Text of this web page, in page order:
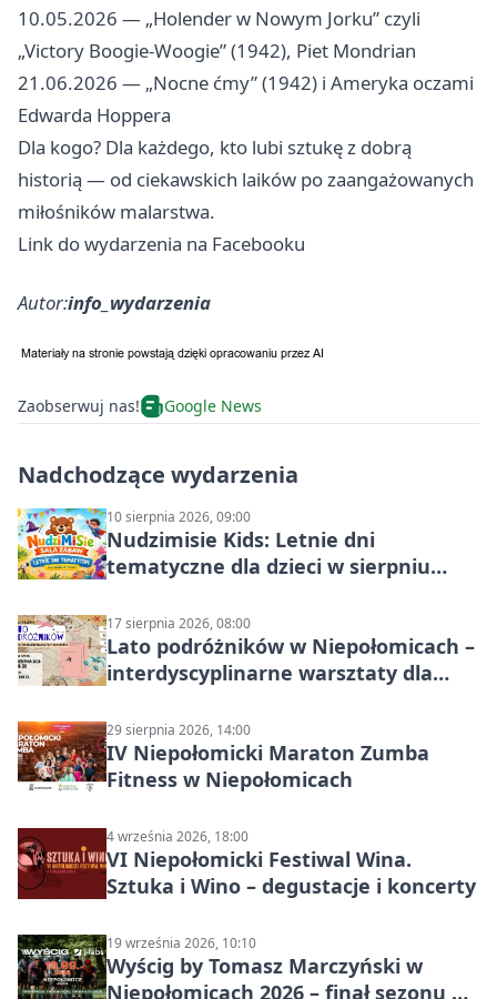
10.05.2026 — „Holender w Nowym Jorku” czyli
„Victory Boogie‑Woogie” (1942), Piet Mondrian
21.06.2026 — „Nocne ćmy” (1942) i Ameryka oczami
Edwarda Hoppera
Dla kogo? Dla każdego, kto lubi sztukę z dobrą
historią — od ciekawskich laików po zaangażowanych
miłośników malarstwa.
Link do wydarzenia na Facebooku
Autor:info_wydarzenia
Zaobserwuj nas! Google News
Nadchodzące wydarzenia
10 sierpnia 2026, 09:00
Nudzimisie Kids: Letnie dni
tematyczne dla dzieci w sierpniu
17 sierpnia 2026, 08:00
Lato podróżników w Niepołomicach –
interdyscyplinarne warsztaty dla
29 sierpnia 2026, 14:00
IV Niepołomicki Maraton Zumba
Fitness w Niepołomicach
4 września 2026, 18:00
VI Niepołomicki Festiwal Wina.
Sztuka i Wino – degustacje i koncerty
19 września 2026, 10:10
Wyścig by Tomasz Marczyński w
Niepołomicach 2026 – finał sezonu na